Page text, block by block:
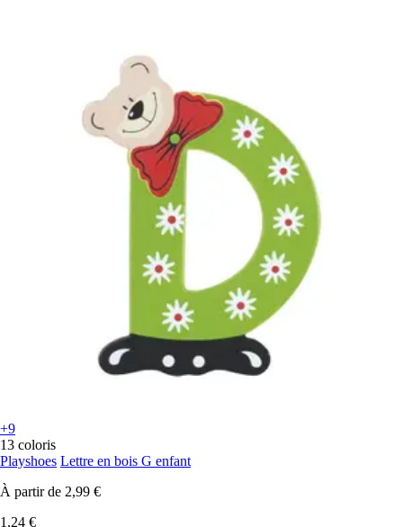
+9
13 coloris
Playshoes Lettre en bois G enfant
À partir de 2,99 €
1,24 €